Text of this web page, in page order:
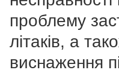
проблему
літаків, а
виснаження